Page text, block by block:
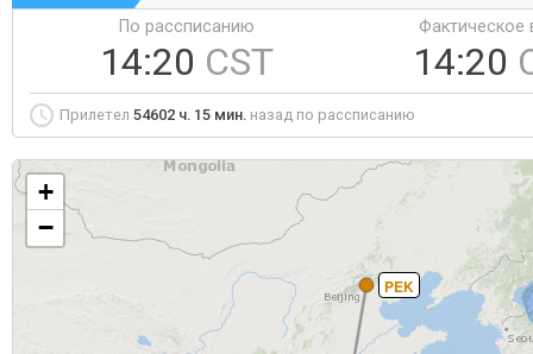
По рассписанию
14:20 CST
Фактическое
14:20
Прилетел 54602 ч. 15 мин. назад по рассписанию
PEK
+
−